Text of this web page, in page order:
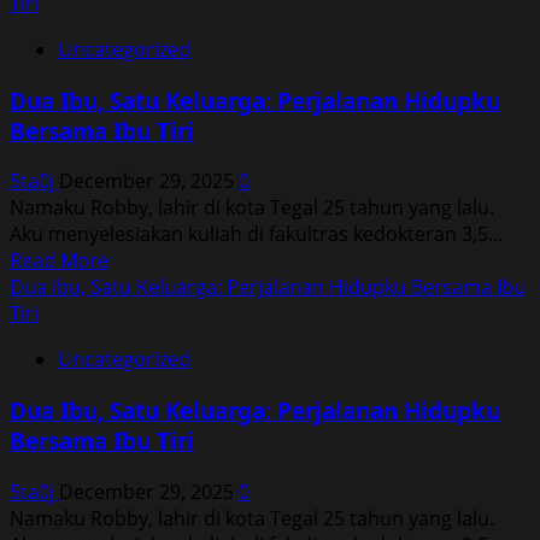
Ibu,
Keluarga:
Perjalanan
Bersama
Ibu
Tiri
Uncategorized
Dua Ibu, Satu Keluarga: Perjalanan Hidupku
Bersama Ibu Tiri
5ta0j December 29, 2025 0
Namaku Robby, lahir di kota Tegal 25 tahun yang lalu.
Aku menyelesiakan kuliah di fakultras kedokteran 3,5...
Read MoreRead
more
Ibu,
Keluarga:
Perjalanan
Bersama
Ibu
Dua Ibu, Satu Keluarga: Perjalanan Hidupku Bersama Ibu
Tiri
Uncategorized
Dua Ibu, Satu Keluarga: Perjalanan Hidupku
Bersama Ibu Tiri
5ta0j December 29, 2025 0
Namaku Robby, lahir di kota Tegal 25 tahun yang lalu.